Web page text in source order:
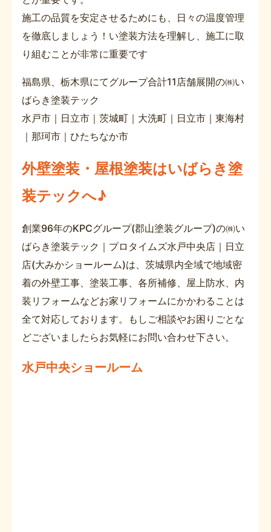
施工の品質を安定させるためにも、日々の温度管理
を徹底しましょう！い塗装方法を理解し、施工に取
り組むことが非常に重要です
福島県、栃木県にてグループ合計11店舗展開の㈱い
ばらき塗装テック
水戸市｜日立市｜茨城町｜大洗町｜日立市｜東海村
｜那珂市｜ひたちなか市
外壁塗装・屋根塗装はいばらき塗
装テックへ♪
創業96年のKPCグループ(郡山塗装グループ)の㈱い
ばらき塗装テック｜プロタイムズ水戸中央店｜日立
店(大みかショールーム)は、茨城県内全域で地域密
着の外壁工事、塗装工事、各所補修、屋上防水、内
装リフォームなどお家リフォームにかかわることは
全て対応しております。もしご相談やお困りごとな
どございましたらお気軽にお問い合わせ下さい。
水戸中央ショールーム